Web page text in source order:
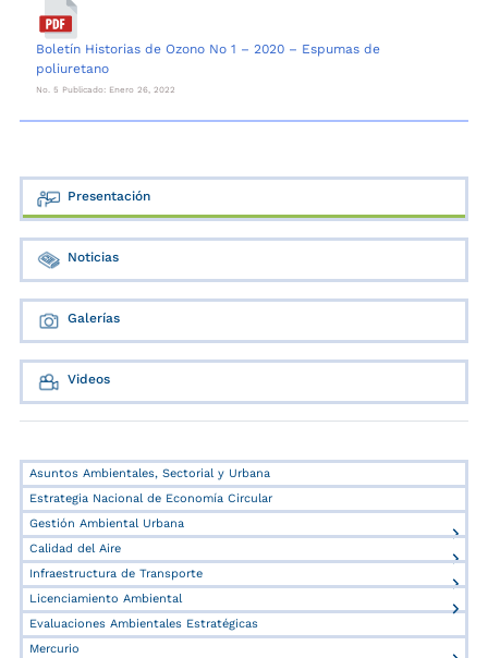
Boletín Historias de Ozono No 1 – 2020 – Espumas de
poliuretano
No. 5 Publicado: Enero 26, 2022
Presentación
Noticias
Galerías
Videos
Asuntos Ambientales, Sectorial y Urbana
Estrategia Nacional de Economía Circular
Gestión Ambiental Urbana
Calidad del Aire
Infraestructura de Transporte
Licenciamiento Ambiental
Evaluaciones Ambientales Estratégicas
Mercurio